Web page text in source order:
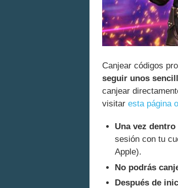
Canjear códigos
seguir unos
canjear
visitar esta página
Una vez dentro
sesión con tu
Apple).
No podrás
Después de